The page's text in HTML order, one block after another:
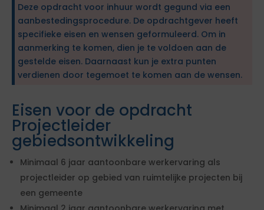
Deze opdracht voor inhuur wordt gegund via een
aanbestedingsprocedure. De opdrachtgever heeft
specifieke eisen en wensen geformuleerd. Om in
aanmerking te komen, dien je te voldoen aan de
gestelde eisen. Daarnaast kun je extra punten
verdienen door tegemoet te komen aan de wensen.
Eisen voor de opdracht
Projectleider
gebiedsontwikkeling
Minimaal 6 jaar aantoonbare werkervaring als
projectleider op gebied van ruimtelijke projecten bij
een gemeente